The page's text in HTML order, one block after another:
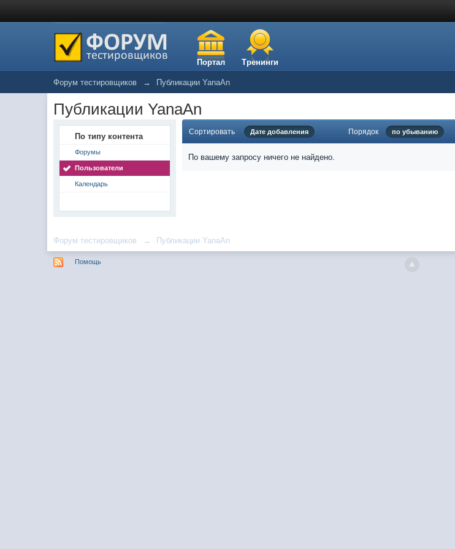
Портал Тренинги
Форум тестировщиков → Публикации YanaAn
Публикации YanaAn
По типу контента
Форумы
Пользователи
Календарь
Сортировать Дате добавления Порядок по убыванию
По вашему запросу ничего не найдено.
Форум тестировщиков → Публикации YanaAn
Помощь